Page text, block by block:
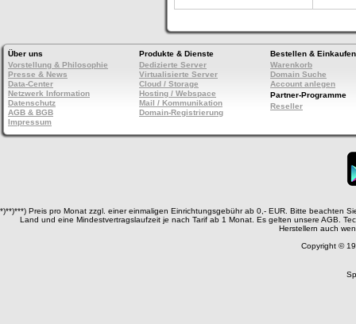
Über uns
Vorstellung & Philosophie
Presse & News
Data-Center
Netzwerk Information
Datenschutz
AGB & BGB
Impressum
Produkte & Dienste
Dedizierte Server
Virtualisierte Server
Cloud / Storage
Hosting / Webspace
Mail / Kommunikation
Domain-Registrierung
Bestellen & Einkaufen
Warenkorb
Domain Suche
Account anlegen
Partner-Programme
Reseller
*)**)***) Preis pro Monat zzgl. einer einmaligen Einrichtungsgebühr ab 0,- EUR. Bitte beachten
Land und eine Mindestvertragslaufzeit je nach Tarif ab 1 Monat. Es gelten unsere AGB.
Herstellern auch
Copyright ©